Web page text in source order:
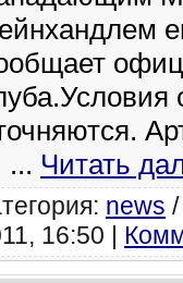
... Читать
news
16:50 |